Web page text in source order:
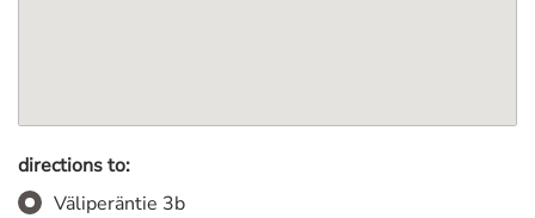
directions to:
Väliperäntie 3b